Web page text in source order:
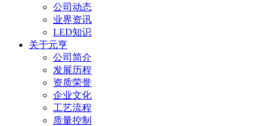
公司动态
业界资讯
LED知识
关于元亨
公司简介
发展历程
资质荣誉
企业文化
工艺流程
质量控制